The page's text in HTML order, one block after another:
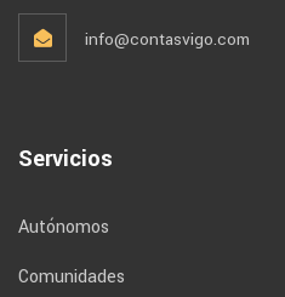
info@contasvigo.com
Servicios
Autónomos
Comunidades